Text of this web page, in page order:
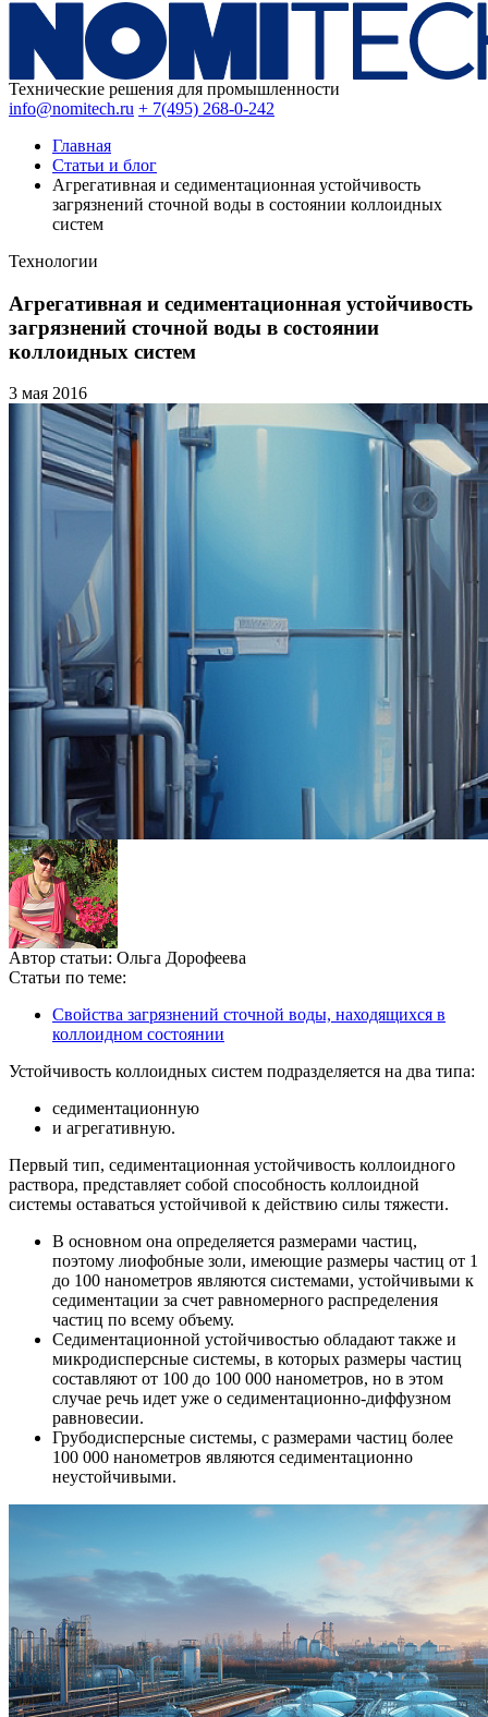
Технические решения для промышленности
info@nomitech.ru + 7(495) 268-0-242
Главная
Статьи и блог
Агрегативная и седиментационная устойчивость
загрязнений сточной воды в состоянии коллоидных
систем
Технологии
Агрегативная и седиментационная устойчивость
загрязнений сточной воды в состоянии
коллоидных систем
3 мая 2016
Автор статьи: Ольга Дорофеева
Статьи по теме:
Свойства загрязнений сточной воды, находящихся в
коллоидном состоянии
Устойчивость коллоидных систем подразделяется на два типа:
седиментационную
и агрегативную.
Первый тип, седиментационная устойчивость коллоидного
раствора, представляет собой способность коллоидной
системы оставаться устойчивой к действию силы тяжести.
В основном она определяется размерами частиц,
поэтому лиофобные золи, имеющие размеры частиц от 1
до 100 нанометров являются системами, устойчивыми к
седиментации за счет равномерного распределения
частиц по всему объему.
Седиментационной устойчивостью обладают также и
микродисперсные системы, в которых размеры частиц
составляют от 100 до 100 000 нанометров, но в этом
случае речь идет уже о седиментационно-диффузном
равновесии.
Грубодисперсные системы, с размерами частиц более
100 000 нанометров являются седиментационно
неустойчивыми.